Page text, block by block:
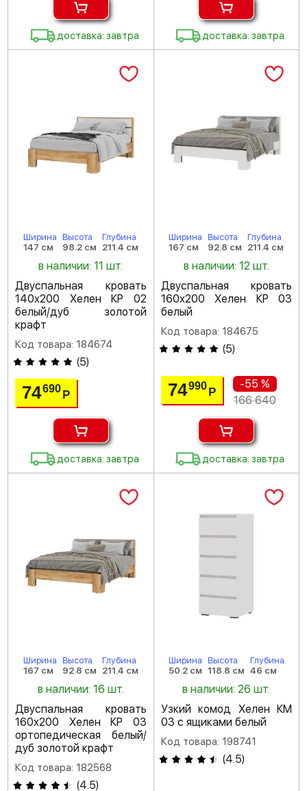
доставка: завтра доставка: завтра
Ширина
147 см
Высота
98.2 см
Глубина
211.4 см
в наличии: 11 шт.
Двуспальная кровать
140х200 Хелен КР 02
белый/дуб золотой
крафт
Код товара: 184674
(5)
74690Р
доставка: завтра
Ширина
167 см
Высота
92.8 см
Глубина
211.4 см
в наличии: 12 шт.
Двуспальная кровать
160х200 Хелен КР 03
белый
Код товара: 184675
(5)
74990 Р
-55 %
166 640
доставка: завтра
Ширина
167 см
Высота
92.8 см
Глубина
211.4 см
в наличии: 16 шт.
Двуспальная кровать
160х200 Хелен КР 03
ортопедическая белый/
дуб золотой крафт
Код товара: 182568
(4.5)
Ширина
50.2 см
Высота
118.8 см
Глубина
46 см
в наличии: 26 шт.
Узкий комод Хелен КМ
03 с ящиками белый
Код товара: 198741
(4.5)